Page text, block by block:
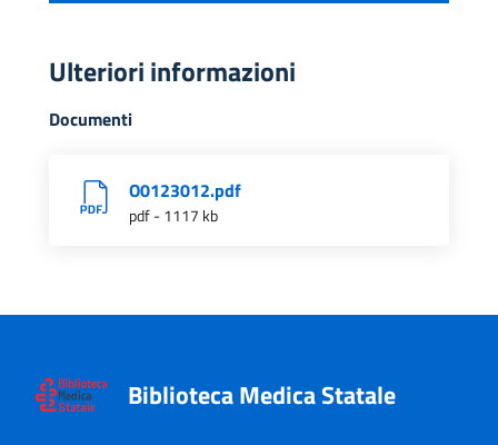
Ulteriori informazioni
Documenti
O0123012.pdf
pdf - 1117 kb
Biblioteca Medica Statale